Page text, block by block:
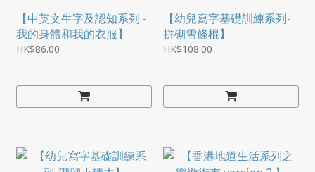
【中英文生字及認知系列 -
我的身體和我的衣服】
HK$86.00
【幼兒寫字基礎訓練系列-
拼砌雪條棍】
HK$108.00